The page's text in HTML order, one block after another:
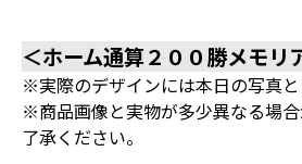
＜ホーム通算２００勝メモリ
※実際のデザインには本日の写真と
※商品画像と実物が多少異なる場
了承ください。